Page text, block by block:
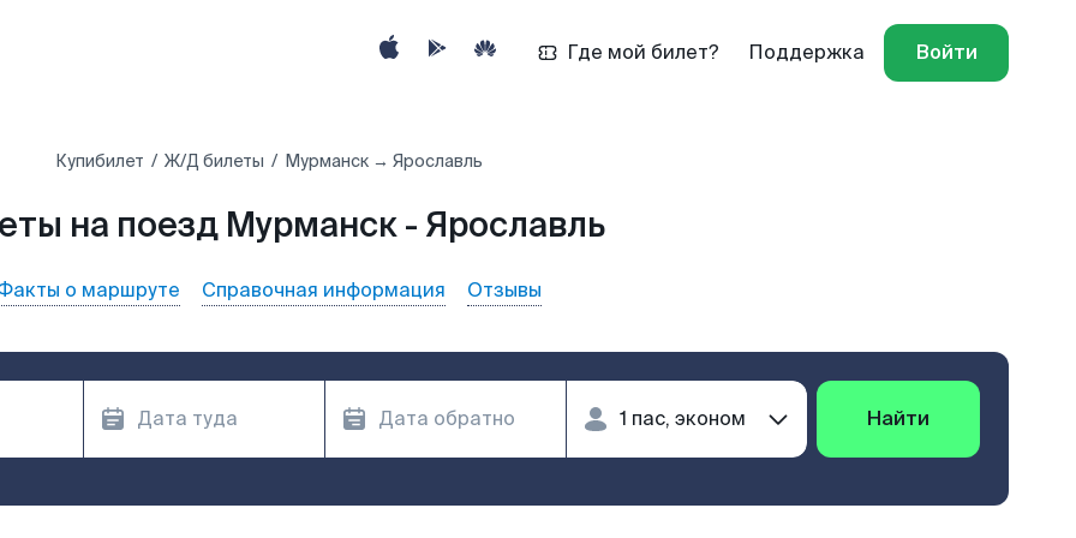
Где мой билет? Поддержка Войти
Купибилет Ж/Д билеты Мурманск → Ярославль
на поезд Мурманск - Ярославль
о маршруте Справочная информация Отзывы
Найти